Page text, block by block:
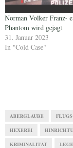
Norman Volker Franz-
Phantom wird gejagt
31. Januar 2023
In "Cold Case"
ABERGLAUBE
HEXEREI
KRIMINALITÄT